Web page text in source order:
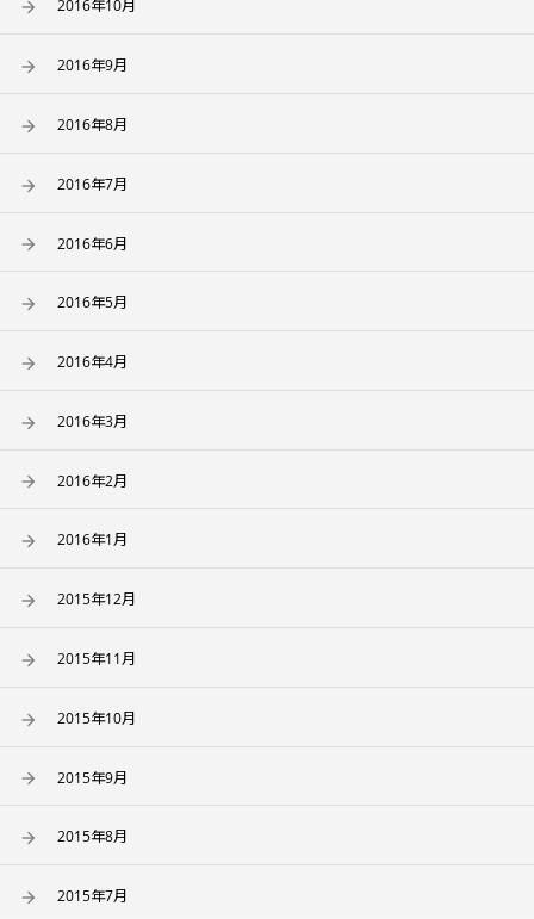
2016年10月
2016年9月
2016年8月
2016年7月
2016年6月
2016年5月
2016年4月
2016年3月
2016年2月
2016年1月
2015年12月
2015年11月
2015年10月
2015年9月
2015年8月
2015年7月